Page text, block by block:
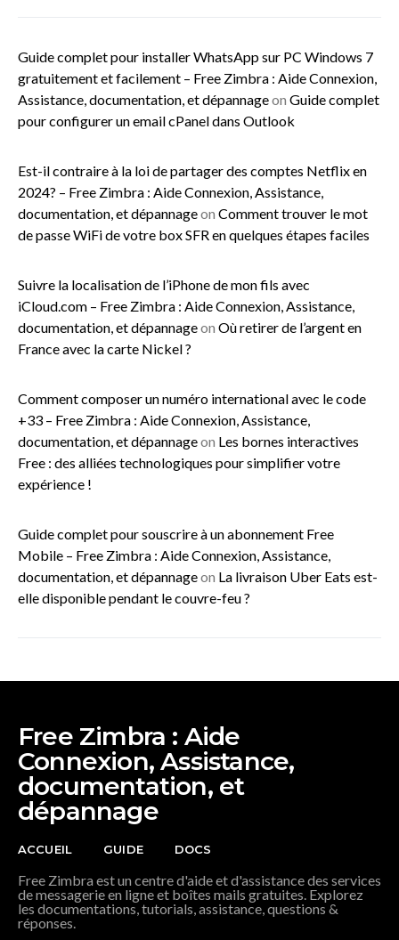
Guide complet pour installer WhatsApp sur PC Windows 7
gratuitement et facilement – Free Zimbra : Aide Connexion,
Assistance, documentation, et dépannageon Guide complet
pour configurer un email cPanel dans Outlook
Est-il contraire à la loi de partager des comptes Netflix en
2024? – Free Zimbra : Aide Connexion, Assistance,
documentation, et dépannageon Comment trouver le mot
de passe WiFi de votre box SFR en quelques étapes faciles
Suivre la localisation de l’iPhone de mon fils avec
iCloud.com – Free Zimbra : Aide Connexion, Assistance,
documentation, et dépannageon Où retirer de l’argent en
France avec la carte Nickel ?
Comment composer un numéro international avec le code
+33 – Free Zimbra : Aide Connexion, Assistance,
documentation, et dépannageon Les bornes interactives
Free : des alliées technologiques pour simplifier votre
expérience !
Guide complet pour souscrire à un abonnement Free
Mobile – Free Zimbra : Aide Connexion, Assistance,
documentation, et dépannageon La livraison Uber Eats est-
elle disponible pendant le couvre-feu ?
Free Zimbra : Aide
Connexion, Assistance,
documentation, et
dépannage
ACCUEIL GUIDE DOCS
Free Zimbra est un centre d'aide et d'assistance des services
de messagerie en ligne et boîtes mails gratuites. Explorez
les documentations, tutorials, assistance, questions &
réponses.